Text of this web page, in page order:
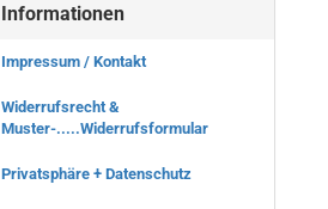
Informationen
Impressum / Kontakt
Widerrufsrecht &
Muster-.....Widerrufsformular
Privatsphäre + Datenschutz